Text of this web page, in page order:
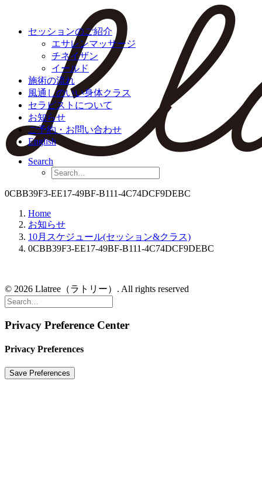
セッションのご紹介
エサレンマッサージ
チネイザン
イールド
施術の流れ
風通しのいい身体クラス
セラピストについて
お知らせ
ご予約・お問い合わせ
English
Search
0CBB39F3-EE17-49BF-B111-4C74DCF9DEBC
Home
お知らせ
10月スケジュール(セッション&クラス)
0CBB39F3-EE17-49BF-B111-4C74DCF9DEBC
© 2026 Llatree（ラトリー）. All rights reserved
Privacy Preference Center
Privacy Preferences